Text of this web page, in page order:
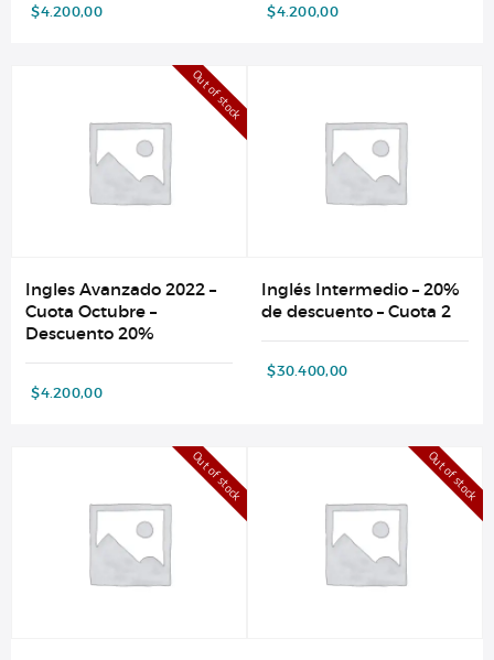
$4.200,00 $4.200,00
Out of stock
Ingles Avanzado 2022 –
Cuota Octubre –
Descuento 20%
$4.200,00
Inglés Intermedio – 20%
de descuento – Cuota 2
$30.400,00
Out of stock Out of stock